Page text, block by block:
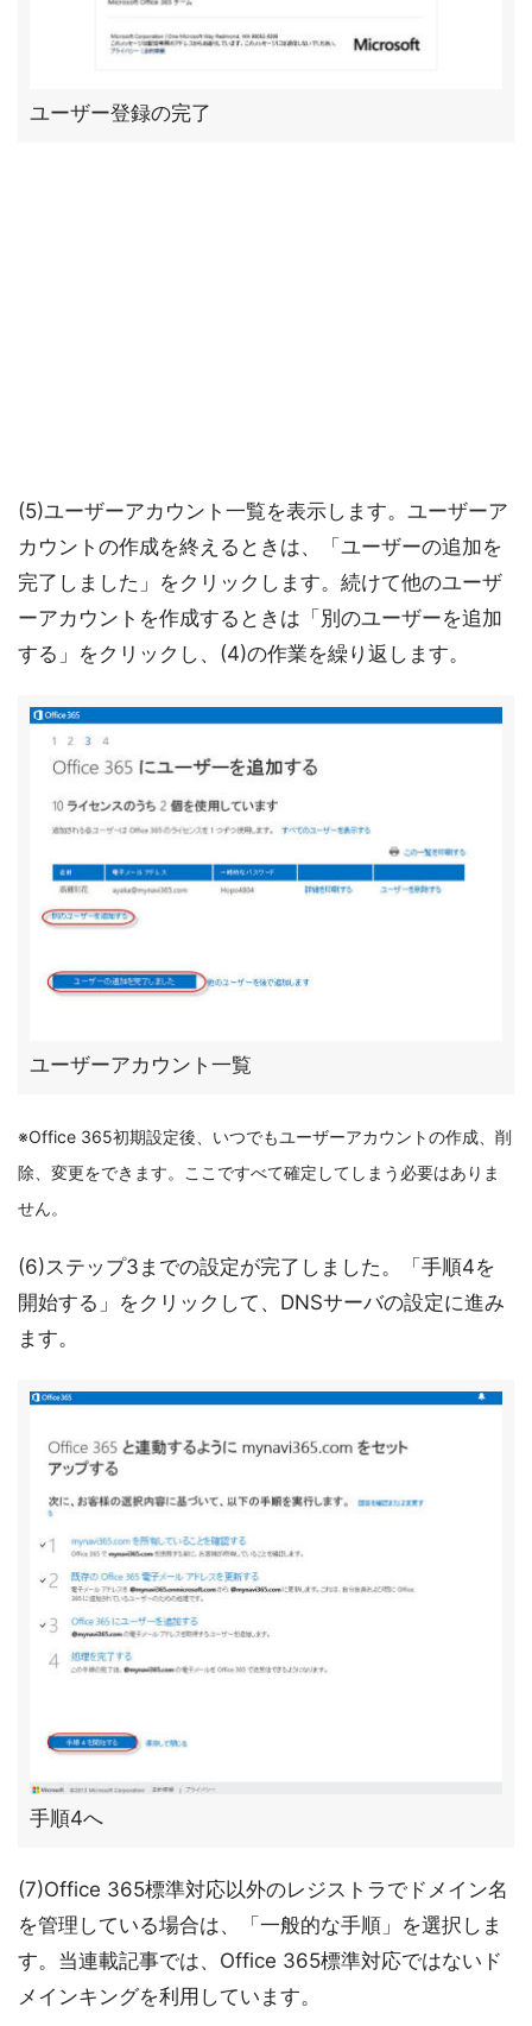
ユーザー登録の完了
(5)ユーザーアカウント一覧を表示します。ユーザーア
カウントの作成を終えるときは、「ユーザーの追加を
完了しました」をクリックします。続けて他のユーザ
ーアカウントを作成するときは「別のユーザーを追加
する」をクリックし、(4)の作業を繰り返します。
ユーザーアカウント一覧
※Office 365初期設定後、いつでもユーザーアカウントの作成、削
除、変更をできます。ここですべて確定してしまう必要はありま
せん。
(6)ステップ3までの設定が完了しました。「手順4を
開始する」をクリックして、DNSサーバの設定に進み
ます。
手順4へ
(7)Office 365標準対応以外のレジストラでドメイン名
を管理している場合は、「一般的な手順」を選択しま
す。当連載記事では、Office 365標準対応ではないド
メインキングを利用しています。